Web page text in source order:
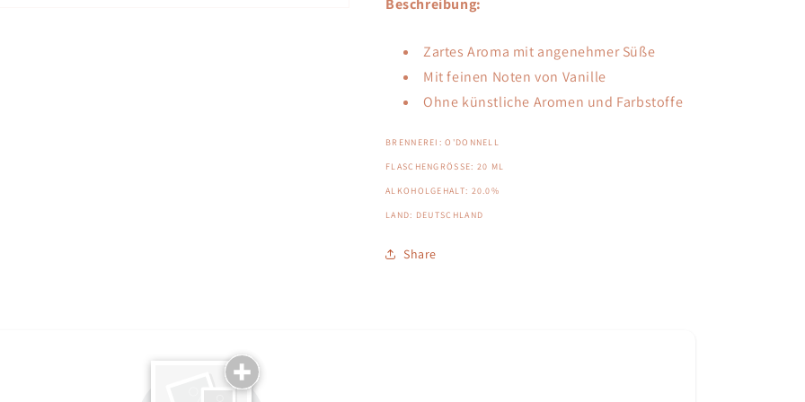
Beschreibung:
Zartes Aroma mit angenehmer Süße
Mit feinen Noten von Vanille
Ohne künstliche Aromen und Farbstoffe
BRENNEREI: O'DONNELL
FLASCHENGRÖSSE: 20 ML
ALKOHOLGEHALT: 20.0%
LAND: DEUTSCHLAND
Share